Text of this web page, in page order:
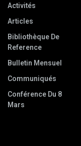
Activités
Articles
Bibliothèque De
Reference
Bulletin Mensuel
Communiqués
Conférence Du 8
Mars